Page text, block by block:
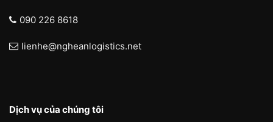
090 226 8618
lienhe@ngheanlogistics.net
Dịch vụ của chúng tôi